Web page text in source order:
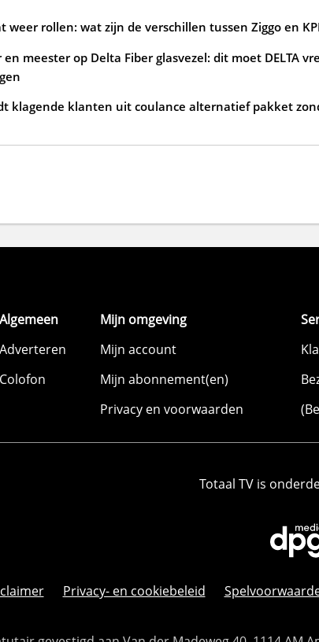
weer rollen: wat zijn de verschillen tussen Ziggo en
en meester op Delta Fiber glasvezel: dit moet DELTA
klagende klanten uit coulance alternatief pakket
Algemeen
Adverteren
Colofon
Mijn omgeving
Mijn account
Mijn abonnement(en)
Privacy en voorwaarden
Totaal TV is
Privacy- en cookiebeleid